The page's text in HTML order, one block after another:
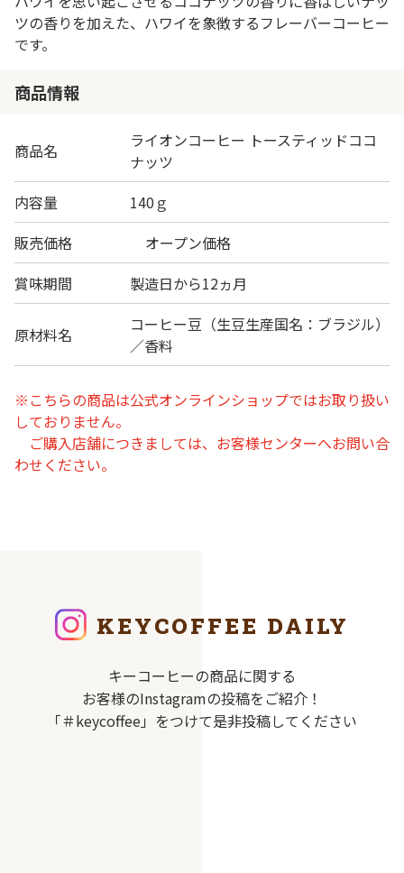
ツの香りを加えた、ハワイを象徴するフレーバーコーヒー
です。
商品情報
商品名
ライオンコーヒー トースティッドココ
ナッツ
内容量
140ｇ
販売価格
オープン価格
賞味期間
製造日から12ヵ月
原材料名
コーヒー豆（生豆生産国名：ブラジル）
／香料
※こちらの商品は公式オンラインショップではお取り扱い
しておりません。
ご購入店舗につきましては、お客様センターへお問い合
わせください。
KEYCOFFEE DAILY
キーコーヒーの商品に関する
お客様のInstagramの投稿をご紹介！
「＃keycoffee」をつけて是非投稿してください